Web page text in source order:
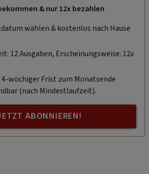
& nur 12x bezahlen
wählen & kostenlos nach Hause
12 Ausgaben, Erscheinungsweise: 12x
wöchiger Frist zum Monatsende
(nach Mindestlaufzeit).
ABONNIEREN!